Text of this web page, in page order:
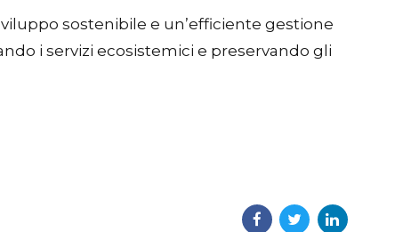
sostenibile e un’efficiente gestione
i servizi ecosistemici e preservando gli